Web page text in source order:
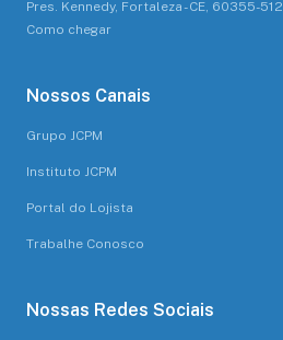
Pres. Kennedy, Fortaleza - CE, 60355-512
Como chegar
Nossos Canais
Grupo JCPM
Instituto JCPM
Portal do Lojista
Trabalhe Conosco
Nossas Redes Sociais